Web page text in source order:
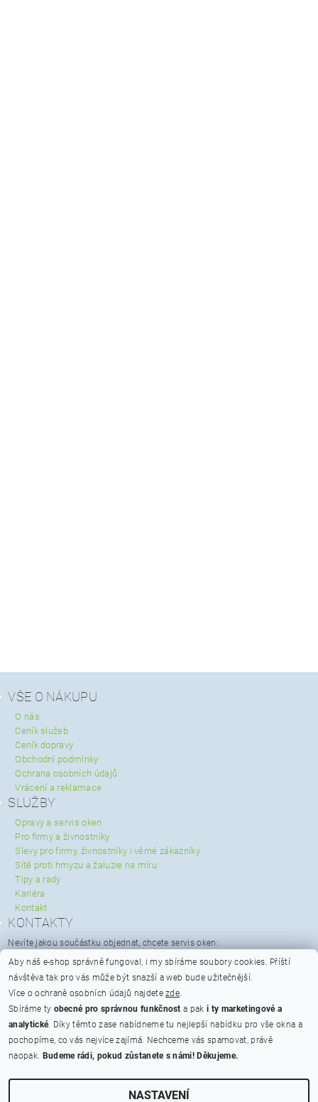
VŠE O NÁKUPU
O nás
Ceník služeb
Ceník dopravy
Obchodní podmínky
Ochrana osobních údajů
Vrácení a reklamace
SLUŽBY
Opravy a servis oken
Pro firmy a živnostníky
Slevy pro firmy, živnostníky i věrné zákazníky
Sítě proti hmyzu a žaluzie na míru
Tipy a rady
Kariéra
Kontakt
KONTAKTY
Nevíte jakou součástku objednat, chcete servis oken:
servis@spravaoken.cz
+420 723 079 731
info@spravaoken.cz
+420 608 511 355
Hodnocení obchodu
Na bateriích 475/23, Praha 6 - Břevnov, PSČ 162 00
Otevírací doba
ikony
Aby náš e-shop správně fungoval, i my sbíráme soubory cookies. Příští
návštěva tak pro vás může být snazší a web bude užitečnější.
Více o ochraně osobních údajů najdete zde.
Sbíráme ty obecné pro správnou funkčnost a paki ty marketingové a
analytické. Díky těmto zase nabídneme tu nejlepší nabídku pro vše okna a
pochopíme, co vás nejvíce zajímá. Nechceme vás spamovat, právě
naopak. Budeme rádi, pokud zůstanete s námi! Děkujeme.
NASTAVENÍ